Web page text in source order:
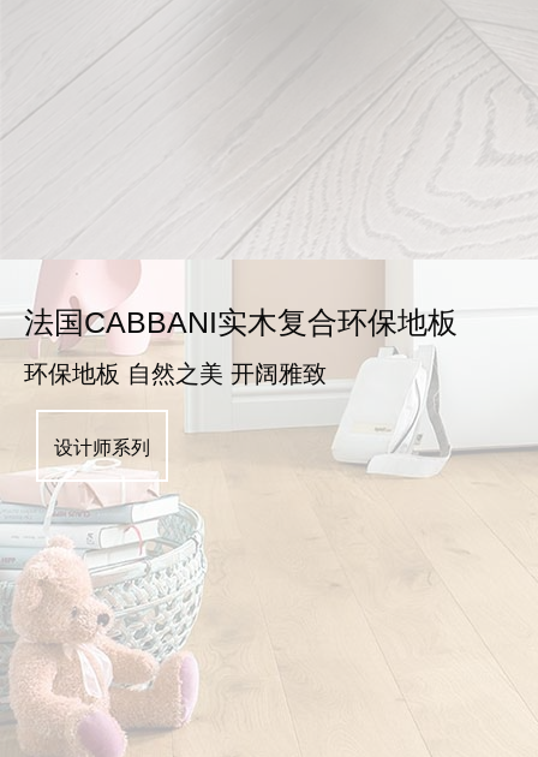
法国CABBANI实木复合环保地板
环保地板 自然之美 开阔雅致
设计师系列